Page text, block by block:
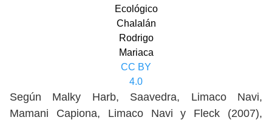
Ecológico
Chalalán
Rodrigo
Mariaca
CC BY
4.0
Según Malky Harb, Saavedra, Limaco Navi,
Mamani Capiona, Limaco Navi y Fleck (2007),